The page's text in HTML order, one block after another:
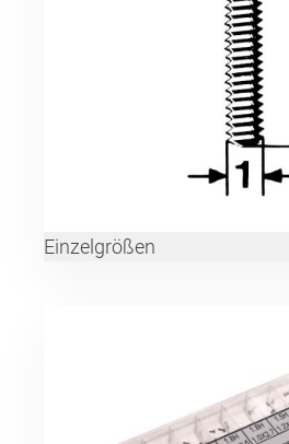
Einzelgrößen